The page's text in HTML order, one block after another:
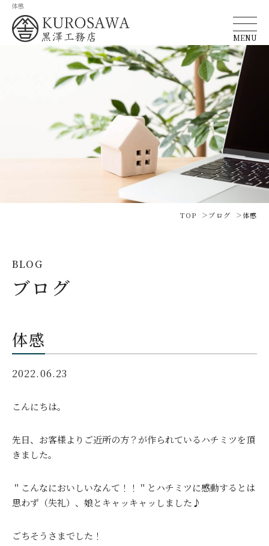
体感
MENU
TOP ブログ 体感
BLOG
ブログ
体感
2022.06.23
こんにちは。
先日、お客様よりご近所の方？が作られているハチミツを頂
きました。
＂こんなにおいしいなんて！！＂とハチミツに感動するとは
思わず（失礼）、娘とキャッキャッしました♪
ごちそうさまでした！